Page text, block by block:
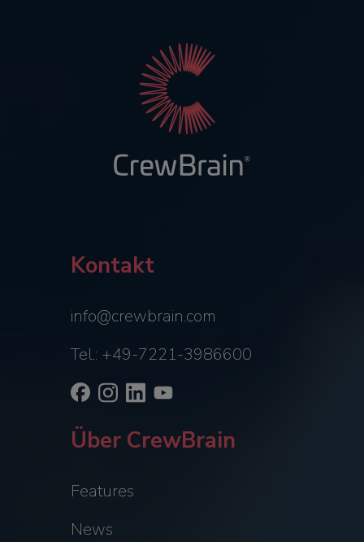
Kontakt
info@crewbrain.com
Tel.: +49-7221-3986600
Über CrewBrain
Features
News